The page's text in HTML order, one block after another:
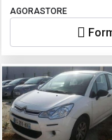
AGORASTORE